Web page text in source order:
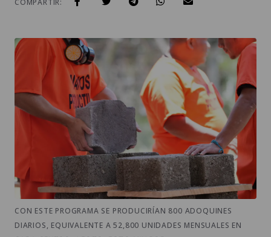
COMPARTIR:
CON ESTE PROGRAMA SE PRODUCIRÍAN 800 ADOQUINES
DIARIOS, EQUIVALENTE A 52,800 UNIDADES MENSUALES EN